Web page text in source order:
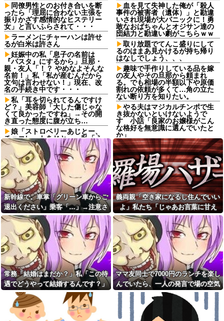
同僚男性とのお付き合いを断
ったら「理屈に合わない主張を
振りかざす感情的なヒステリー
女」と言いふらされて・・・
ラーメンにチャーハンは許せ
るが白米は許さん
妊娠中の私「息子の名前は
『パスタ』にするから」旦那・
親・友人「！？ やめなよそんな
名前！」私「私が産むんだから
文句は言わせない！」現在、改
名の手続き中です・・・
私「耳を切られてるんですけ
ど？」美容師「大した傷じゃな
くて良かったですね」→その開
き直った態度に腹が立ち…
娘「ストロベリーあじとー、
チョコレートあじとー」私「え
っ、それもう一回言って？」→
娘の読み方を聞いて思わず混乱
してしまい…
嫁「こんなところで何してる
の？」俺「いや、その…」→ウ
ワキ相手と一緒のところを見ら
れ、最悪の修羅場になって…
父「もう働けない…」母「私
が頑張るから」→借金で崩れた
家族を支えるため、私も働くこ
とになって…
姉と叔父宅へ避難後、母にな
ぜ私たちに厳しかったのか尋ね
た。すると「本当は世の中は辛
くて厳しいものなんだ」と教え
たかったと言われ…
ワイ手取り15万正社員→副業
でウーバーやってるんやが金が
ない
有吉「『俺テレビ見ない』っ
て言う奴おかしいだろ。団子屋
で『団子食べない』って言う
か？」
血を見て失神した俺が「殺人
事件の被害者（遺体）」と勘違
いされ現場が大パニックに！勇
敢なおばちゃんとオジサン達の
団結力と勘違い劇がこちらｗｗ
取り放題でてんこ盛りにして
るのはまあ見かけるが持ち帰り
はなしでしょう、、、
趣味で手作りしている品を嫁
の友人やその旦那から頼まれ
る。でも相場の半額以下や原価
割れの依頼が多くて…角の立た
ない断り方を知りたい。
やる夫はマジカルチンポで生
き抜かないといけないようで
す 小話「良家のお嬢様がこん
な格好を無意識に選んでいたと
か」
【悲報】お弁当屋さん、消費
税が下がっても値段据え置き
【画像】ボスJK、撮られるｗ
ｗｗｗｗｗｗｗｗｗ
夫「会社辞めて実家で仕事探
したい」私「応援するよ」→と
ころが退職届ではなく、まさか
の書類を用意していて…
【悲報】高市早苗に逆らった
財務官僚、異例の左遷ｗｗｗｗ
ｗｗｗｗ他
血を見て失神した俺が「殺人
事件の被害者（遺体）」と勘違
いされ現場が大パニックに！勇
敢なおばちゃんとオジサン達の
団結力と勘違い劇がこちらｗｗ
先に帰宅して先に夕飯を食べ
る旦那。私が帰宅して食器を洗
うんだけど何度言っても旦那が
自分の食べた食器を水につけて
おいてくれない。「あっ忘れて
た」って言いながら何回も繰り
返す
新幹線で。車掌「グリーン車からご
退出ください」乗客「…」→注意さ
れても動かない乗客を見ていたら、
その直後まさかの展開に…
義両親「空き家になるし住んでいい
よ」私たち「じゃあお言葉に甘え
て…」→引っ越した途端、予想外の
出来事が待っていて…
常務「結婚はまだか？」私「この待
遇でどうやって結婚するんです？」
→飲み会で本音を返したら場が静ま
り返って…
ママ友同士で7000円のランチを楽し
んでいたら、一人の発言で場の空気
が凍りついた。その理由とは…